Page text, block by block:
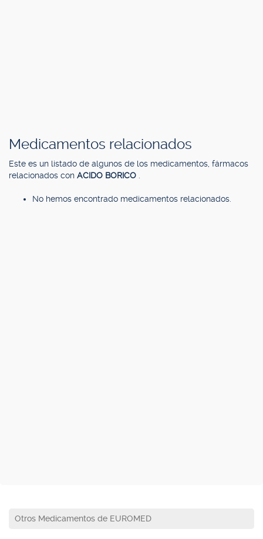
Medicamentos relacionados
Este es un listado de algunos de los medicamentos, fármacos
relacionados con ACIDO BORICO
No hemos encontrado medicamentos relacionados.
Otros Medicamentos de EUROMED